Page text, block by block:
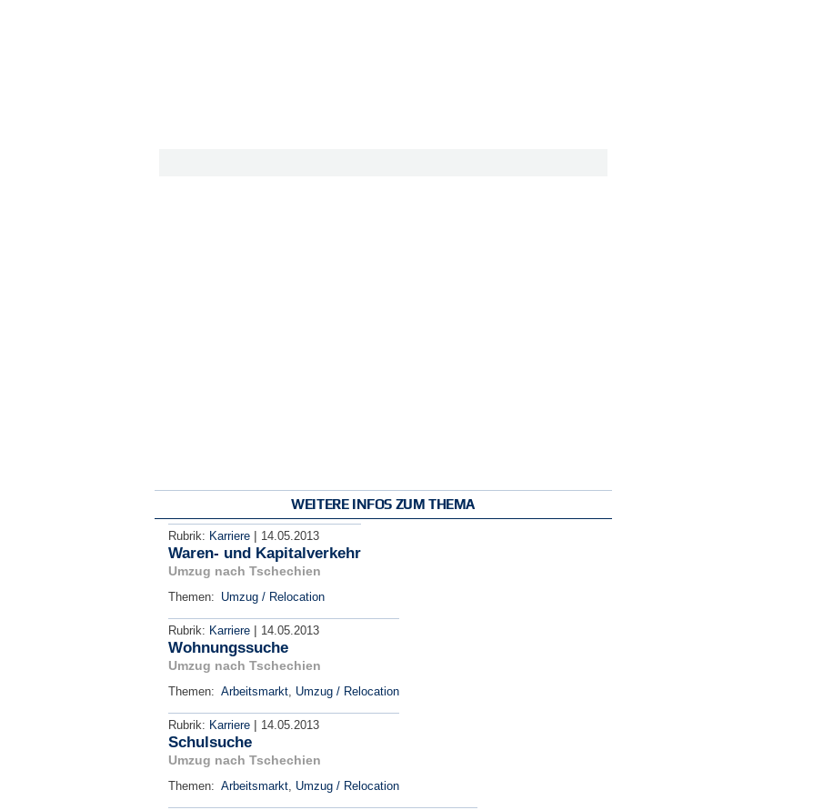
WEITERE INFOS ZUM THEMA
Rubrik: Karriere | 14.05.2013
Waren- und Kapitalverkehr
Umzug nach Tschechien
Themen: Umzug / Relocation
Rubrik: Karriere | 14.05.2013
Wohnungssuche
Umzug nach Tschechien
Themen: Arbeitsmarkt, Umzug / Relocation
Rubrik: Karriere | 14.05.2013
Schulsuche
Umzug nach Tschechien
Themen: Arbeitsmarkt, Umzug / Relocation